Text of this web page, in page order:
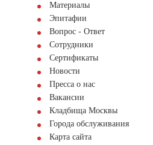
Материалы
Эпитафии
Вопрос - Ответ
Сотрудники
Сертификаты
Новости
Пресса о нас
Вакансии
Кладбища Москвы
Города обслуживания
Карта сайта